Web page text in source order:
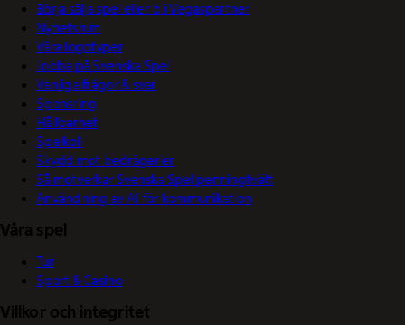
Börja sälja spel eller bli Vegaspartner
Nyhetsrum
Våra logotyper
Jobba på Svenska Spel
Vanliga frågor & svar
Sponsring
Hållbarhet
Spelkoll
Skydd mot bedrägerier
Så motverkar Svenska Spel penningtvätt
Användning av AI för kommunikation
Våra spel
Tur
Sport & Casino
Villkor och integritet